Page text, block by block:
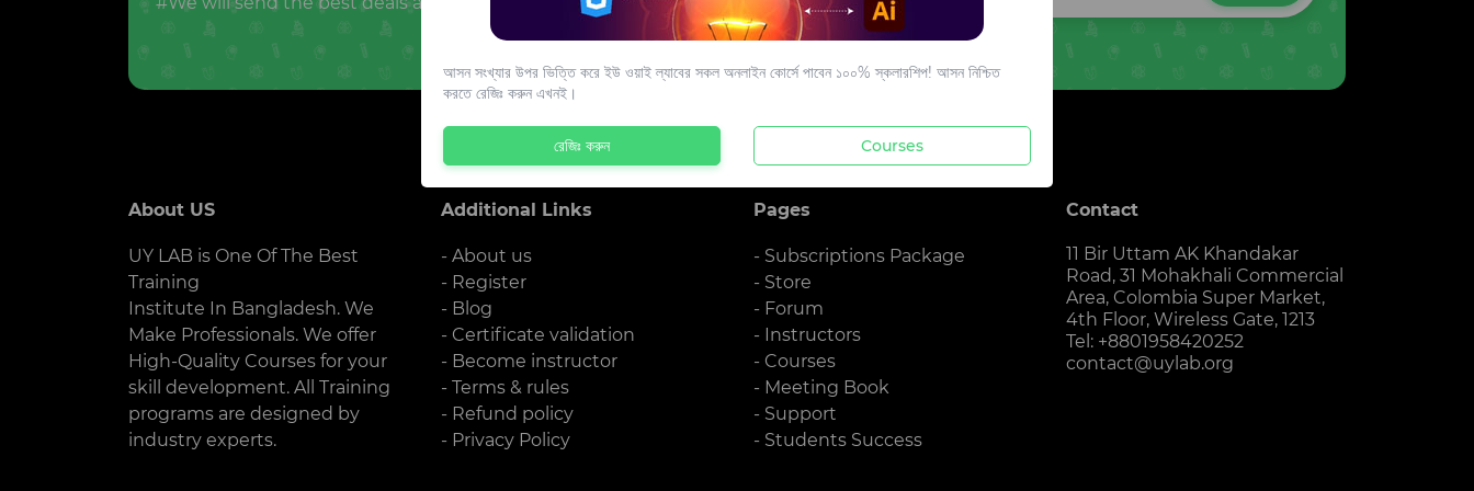
About US
UY LAB is One Of The Best
Training
Institute In Bangladesh. We
Make Professionals. We offer
High-Quality Courses for your
skill development. All Training
programs are designed by
industry experts.
Additional Links
- About us
- Register
- Blog
- Certificate validation
- Become instructor
- Terms & rules
- Refund policy
- Privacy Policy
Pages
- Subscriptions Package
- Store
- Forum
- Instructors
- Courses
- Meeting Book
- Support
- Students Success
Contact
11 Bir Uttam AK Khandakar
Road, 31 Mohakhali Commercial
Area, Colombia Super Market,
4th Floor, Wireless Gate, 1213
Tel: +8801958420252
contact@uylab.org
আসন সংখ্যার উপর ভিত্তি করে ইউ ওয়াই ল্যাবের সকল অনলাইন কোর্সে পাবেন ১০০% স্কলারশিপ! আসন নিশ্চিত
করতে রেজিঃ করুন এখনই।
রেজিঃ করুন Courses